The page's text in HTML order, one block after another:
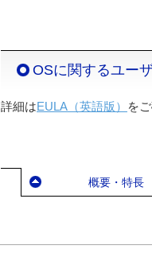
OSに関するユー
詳細はEULA（英語版） を
概要・特長